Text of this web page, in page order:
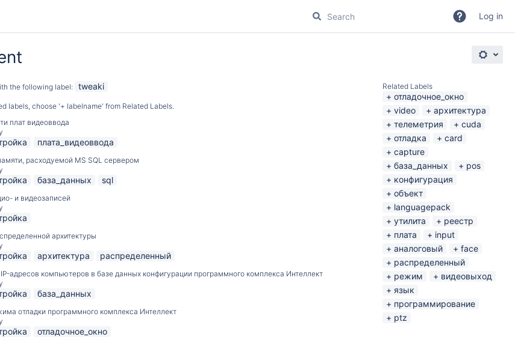
Log in
Related Labels
отладочное_окно
video
архитектура
телеметрия
cuda
отладка
card
capture
база_данных
pos
конфигурация
объект
languagepack
утилита
реестр
плата
input
аналоговый
face
распределенный
режим
видеовыход
язык
программирование
ptz
the following label: tweaki
labels, choose '+ labelname' from Related Labels.
плат видеоввода
плата_видеоввода
расходуемой MS SQL сервером
база_данных sql
и видеозаписей
архитектуры
архитектура распределенный
адресов компьютеров в базе данных конфигурации программного комплекса Интеллект
база_данных
отладки программного комплекса Интеллект
отладочное_окно